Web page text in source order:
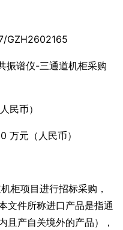
GZH2602165
振谱仪-三通道机柜采购
民币）
万元（人民币）
柜项目进行招标采购，
文件所称进口产品是指通
且产自关境外的产品），